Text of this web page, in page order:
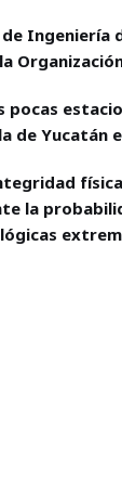
Ingeniería
de Yucatán
la